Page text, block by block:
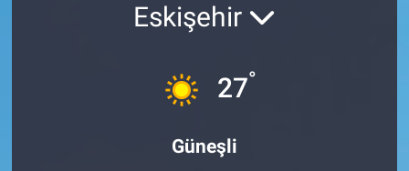
Eskişehir
27°
Güneşli